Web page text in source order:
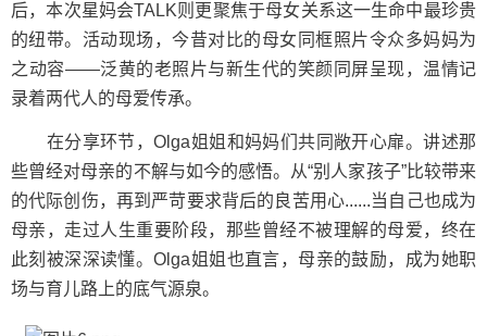
后，本次星妈会TALK则更聚焦于母女关系这一生命中最珍贵
的纽带。活动现场，今昔对比的母女同框照片令众多妈妈为
之动容——泛黄的老照片与新生代的笑颜同屏呈现，温情记
录着两代人的母爱传承。
在分享环节，Olga姐姐和妈妈们共同敞开心扉。讲述那
些曾经对母亲的不解与如今的感悟。从“别人家孩子”比较带来
的代际创伤，再到严苛要求背后的良苦用心......当自己也成为
母亲，走过人生重要阶段，那些曾经不被理解的母爱，终在
此刻被深深读懂。Olga姐姐也直言，母亲的鼓励，成为她职
场与育儿路上的底气源泉。